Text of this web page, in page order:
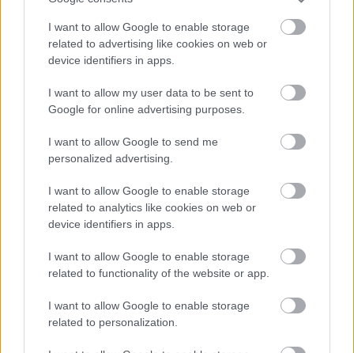
I want to allow Google to enable storage
related to advertising like cookies on web or
device identifiers in apps.
I want to allow my user data to be sent to
Google for online advertising purposes.
I want to allow Google to send me
personalized advertising.
I want to allow Google to enable storage
related to analytics like cookies on web or
device identifiers in apps.
I want to allow Google to enable storage
related to functionality of the website or app.
I want to allow Google to enable storage
related to personalization.
Ξηροί καρποί: Τι συμβαίνει στο σώμα όταν τρώτε
πάρα πολλούς